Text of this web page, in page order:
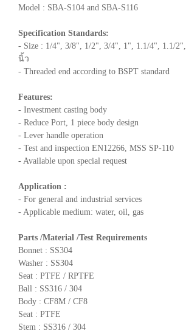
Model : SBA-S104 and SBA-S116
Specification Standards:
- Size : 1/4", 3/8", 1/2", 3/4", 1", 1.1/4", 1.1/
นิ้ว
- Threaded end according to BSPT standard
Features:
- Investment casting body
- Reduce Port, 1 piece body design
- Lever handle operation
- Test and inspection EN12266, MSS SP-110
- Available upon special request
Application :
- For general and industrial services
- Applicable medium: water, oil, gas
Parts /Material /Test Requirements
Bonnet : SS304
Washer : SS304
Seat : PTFE / RPTFE
Ball : SS316 / 304
Body : CF8M / CF8
Seat : PTFE
Stem : SS316 / 304